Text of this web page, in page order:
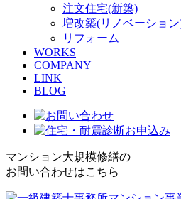
注文住宅(新築)
増改築(リノベーショ
リフォーム
WORKS
COMPANY
LINK
BLOG
マンション大規模修繕の
お問い合わせはこちら